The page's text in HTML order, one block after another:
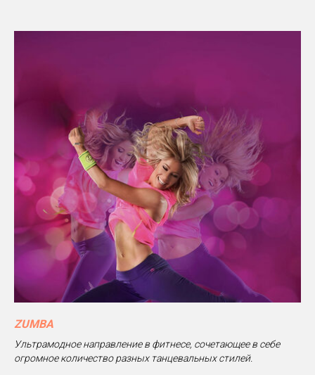
ZUMBA
Ультрамодное направление в фитнесе, сочетающее в себе
огромное количество разных танцевальных стилей.